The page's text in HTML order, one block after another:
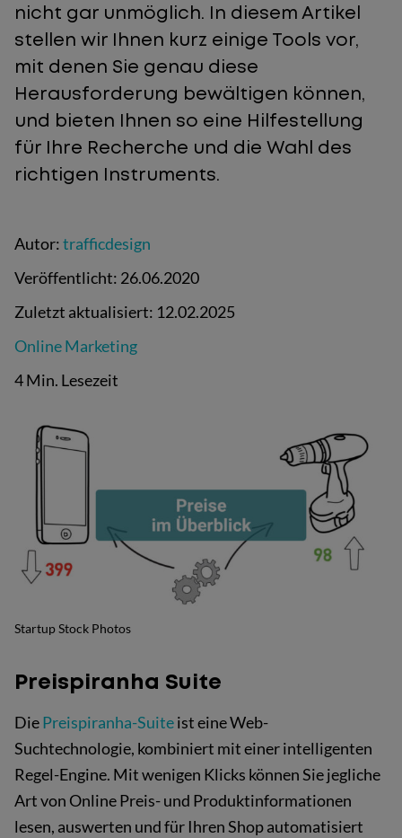
nicht gar unmöglich. In diesem Artikel
stellen wir Ihnen kurz einige Tools vor,
mit denen Sie genau diese
Herausforderung bewältigen können,
und bieten Ihnen so eine Hilfestellung
für Ihre Recherche und die Wahl des
richtigen Instruments.
Autor:trafficdesign
Veröffentlicht: 26.06.2020
Zuletzt aktualisiert: 12.02.2025
Online Marketing
4 Min. Lesezeit
Startup Stock Photos
Preispiranha Suite
DiePreispiranha-Suiteist eine Web-
Suchtechnologie, kombiniert mit einer intelligenten
Regel-Engine. Mit wenigen Klicks können Sie jegliche
Art von Online Preis- und Produktinformationen
lesen, auswerten und für Ihren Shop automatisiert